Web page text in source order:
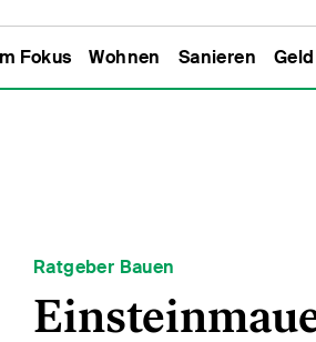
Fokus Wohnen Sanieren Geld
Ratgeber Bauen